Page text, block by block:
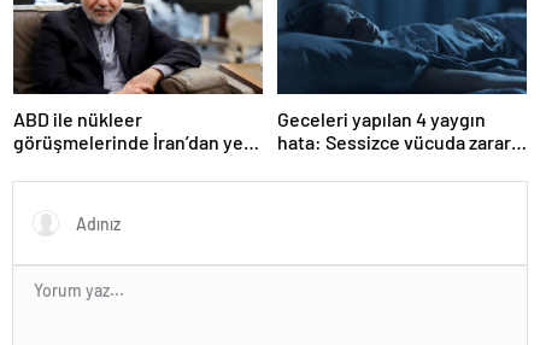
ABD ile nükleer
görüşmelerinde İran’dan yeni
Geceleri yapılan 4 yaygın
hata: Sessizce vücuda zarar